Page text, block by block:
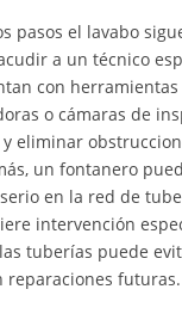
pasos el lavabo
a un técnico
con herramientas
o cámaras de
eliminar
un fontanero
en la red de
intervención
tuberías puede
reparaciones futuras.